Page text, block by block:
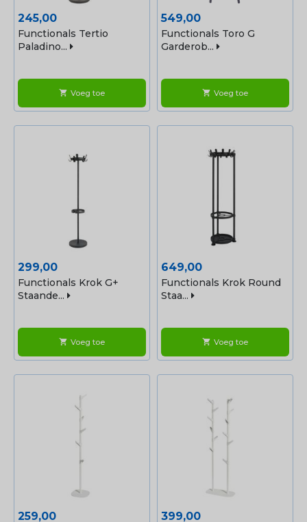
Prijs
245,00
Functionals Tertio
Paladino...
shopping_cart Voeg toe
Prijs
549,00
Functionals Toro G
Garderob...
shopping_cart Voeg toe
Prijs
299,00
Functionals Krok G+
Staande...
shopping_cart Voeg toe
Prijs
649,00
Functionals Krok Round
Staa...
shopping_cart Voeg toe
Prijs
259,00 Prijs
399,00